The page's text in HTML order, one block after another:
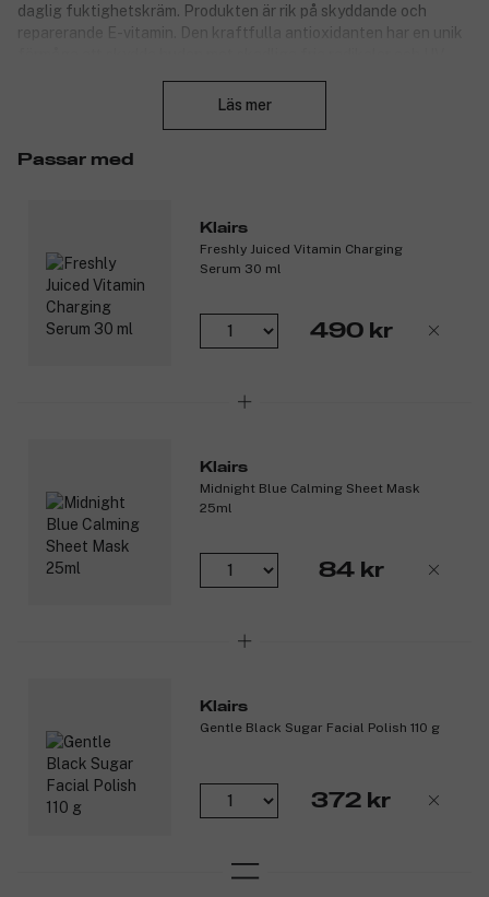
daglig fuktighetskräm. Produkten är rik på skyddande och
reparerande E-vitamin. Den kraftfulla antioxidanten har en unik
mjukgörande och antiinflammatoriska egenskap. Masken
kollagenproduktionen, vilket stärker huden och reducerar fina
Produktnummer:
Läs mer
Passar med
Klairs
Freshly Juiced Vitamin Charging
Serum 30 ml
490 kr
Klairs
Midnight Blue Calming Sheet Mask
25ml
84 kr
Klairs
Gentle Black Sugar Facial Polish 110 g
372 kr